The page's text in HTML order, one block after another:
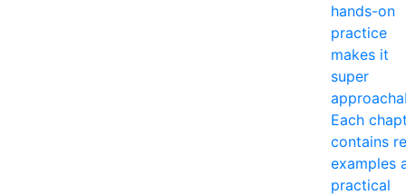
hands-on
practice
makes it
super
Each
contains
examples
practical